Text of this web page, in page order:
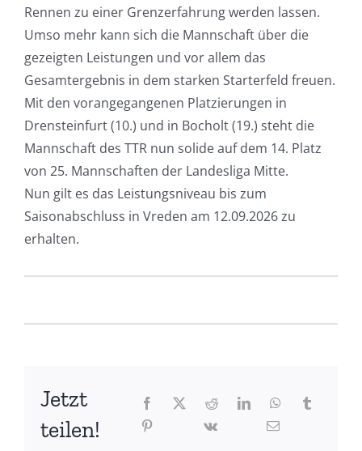
Rennen zu einer Grenzerfahrung werden lassen.
Umso mehr kann sich die Mannschaft über die
gezeigten Leistungen und vor allem das
Gesamtergebnis in dem starken Starterfeld freuen.
Mit den vorangegangenen Platzierungen in
Drensteinfurt (10.) und in Bocholt (19.) steht die
Mannschaft des TTR nun solide auf dem 14. Platz
von 25. Mannschaften der Landesliga Mitte.
Nun gilt es das Leistungsniveau bis zum
Saisonabschluss in Vreden am 12.09.2026 zu
erhalten.
Jetzt
teilen!